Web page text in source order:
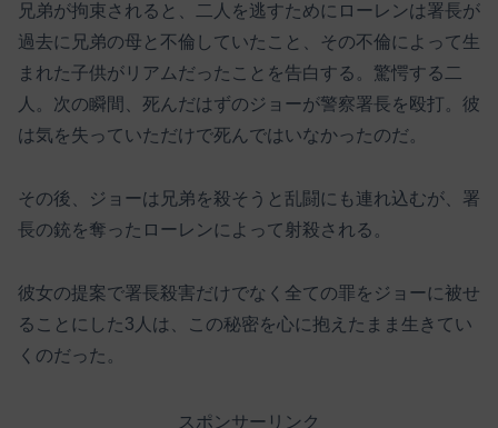
兄弟が拘束されると、二人を逃すためにローレンは署長が
過去に兄弟の母と不倫していたこと、その不倫によって生
まれた子供がリアムだったことを告白する。驚愕する二
人。次の瞬間、死んだはずのジョーが警察署長を殴打。彼
は気を失っていただけで死んではいなかったのだ。
その後、ジョーは兄弟を殺そうと乱闘にも連れ込むが、署
長の銃を奪ったローレンによって射殺される。
彼女の提案で署長殺害だけでなく全ての罪をジョーに被せ
ることにした3人は、この秘密を心に抱えたまま生きてい
くのだった。
スポンサーリンク